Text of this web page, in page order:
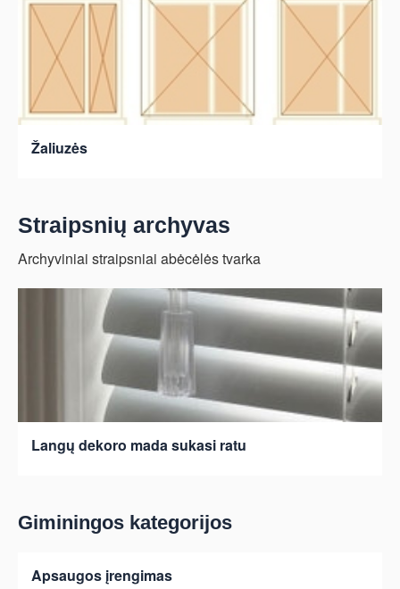
Žaliuzės
Straipsnių archyvas
Archyviniai straipsniai abėcėlės tvarka
Langų dekoro mada sukasi ratu
Giminingos kategorijos
Apsaugos įrengimas